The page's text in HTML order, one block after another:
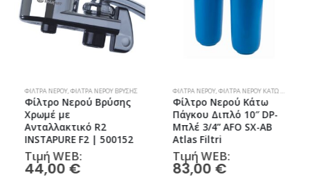
ΦΊΛΤΡΑ ΝΕΡΟΎ,ΦΊΛΤΡΑ ΝΕΡΟΎ ΒΡΎΣΗΣ
Φίλτρο Νερού Βρύσης
Χρωμέ με
Ανταλλακτικό R2
INSTAPURE F2 | 500152
Τιμή WEB:
44,00 €
ΦΊΛΤΡΑ ΝΕΡΟΎ,ΦΊΛΤΡΑ ΝΕΡΟΎ ΚΆΤΩ ΠΆΓΚΟΥ
Φίλτρο Νερού Κάτω
Πάγκου Διπλό 10″ DP-
Μπλέ 3/4” AFO SX-AB
Atlas Filtri
Τιμή WEB:
83,00 €